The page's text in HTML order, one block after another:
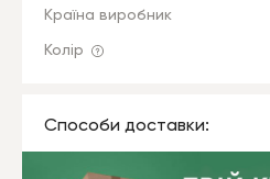
Країна виробник
Колір
Способи доставки: